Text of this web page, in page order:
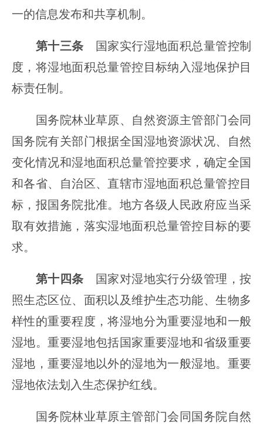
一的信息发布和共享机制。
第十三条 国家实行湿地面积总量管控制
度，将湿地面积总量管控目标纳入湿地保护目
标责任制。
国务院林业草原、自然资源主管部门会同
国务院有关部门根据全国湿地资源状况、自然
变化情况和湿地面积总量管控要求，确定全国
和各省、自治区、直辖市湿地面积总量管控目
标，报国务院批准。地方各级人民政府应当采
取有效措施，落实湿地面积总量管控目标的要
求。
第十四条 国家对湿地实行分级管理，按
照生态区位、面积以及维护生态功能、生物多
样性的重要程度，将湿地分为重要湿地和一般
湿地。重要湿地包括国家重要湿地和省级重要
湿地，重要湿地以外的湿地为一般湿地。重要
湿地依法划入生态保护红线。
国务院林业草原主管部门会同国务院自然